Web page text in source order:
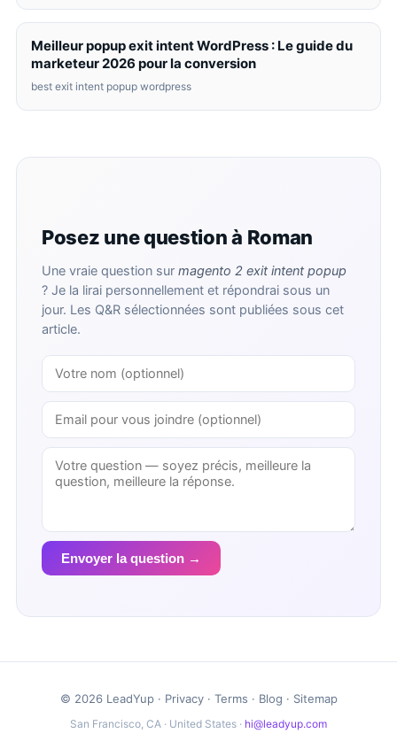
Meilleur popup exit intent WordPress : Le guide du
marketeur 2026 pour la conversion
best exit intent popup wordpress
Posez une question à Roman
Une vraie question sur magento 2 exit intent popup
? Je la lirai personnellement et répondrai sous un
jour. Les Q&R sélectionnées sont publiées sous cet
article.
Envoyer la question →
© 2026 LeadYup · Privacy· Terms · Blog · Sitemap
San Francisco, CA · United States · hi@leadyup.com